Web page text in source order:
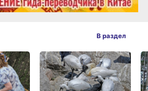
В раздел